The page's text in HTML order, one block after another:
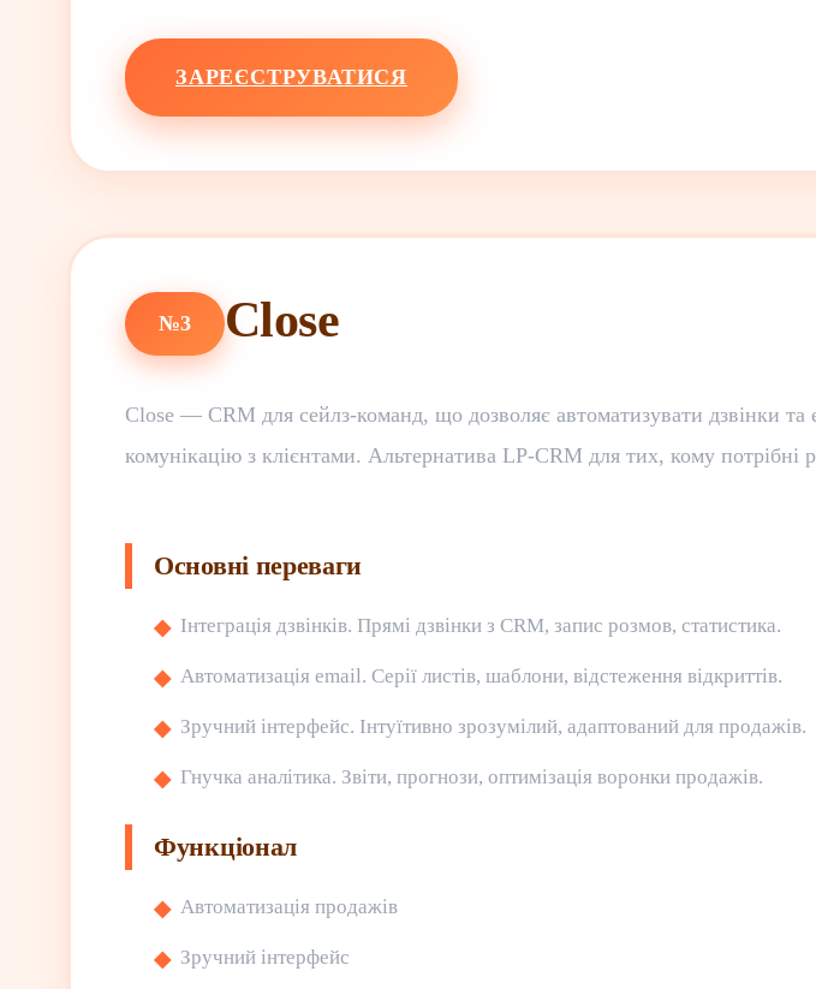
ЗАРЕЄСТРУВАТИСЯ
№3 Close
Close — CRM для сейлз-команд, що дозволяє автоматизувати дзвінки
комунікацію з клієнтами. Альтернатива LP-CRM для тих, кому потрібні
Основні переваги
Інтеграція дзвінків. Прямі дзвінки з CRM, запис розмов, статистика.
Автоматизація email. Серії листів, шаблони, відстеження відкриттів.
Зручний інтерфейс. Інтуїтивно зрозумілий, адаптований для продажів.
Гнучка аналітика. Звіти, прогнози, оптимізація воронки продажів.
Функціонал
Автоматизація продажів
Зручний інтерфейс